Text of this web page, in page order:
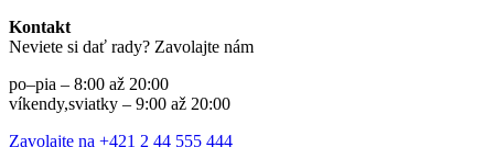
Kontakt
Neviete si dať rady? Zavolajte nám
po–pia – 8:00 až 20:00
víkendy,sviatky – 9:00 až 20:00
Zavolajte na +421 2 44 555 444